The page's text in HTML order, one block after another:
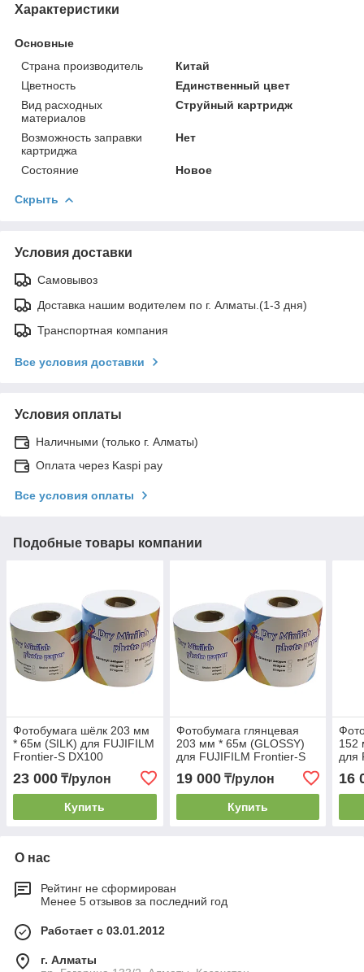
Характеристики
Основные
Страна производитель
Китай
Цветность
Единственный цвет
Вид расходных
материалов
Струйный картридж
Возможность заправки
картриджа
Нет
Состояние Новое
Скрыть
Условия доставки
Самовывоз
Доставка нашим водителем по г. Алматы.(1-3 дня)
Транспортная компания
Все условия доставки
Условия оплаты
Наличными (только г. Алматы)
Оплата через Kaspi pay
Все условия оплаты
Подобные товары компании
Фотобумага шёлк 203 мм
* 65м (SILK) для FUJIFILM
Frontier-S DX100
23 000 ₸/рулон
Купить
Фотобумага глянцевая
203 мм * 65м (GLOSSY)
для FUJIFILM Frontier-S
19 000₸/рулон
Купить
152
для
16
О нас
Рейтинг не сформирован
Менее 5 отзывов за последний год
Работает с 03.01.2012
г. Алматы